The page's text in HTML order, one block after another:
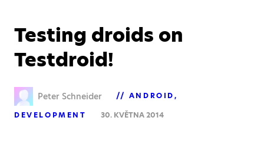
Testing droids on
Testdroid!
Peter Schneider
ANDROID
DEVELOPMENT
30. KVĚTNA 2014